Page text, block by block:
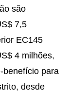
são
7,5
EC145
4 milhões,
benefício para
desde